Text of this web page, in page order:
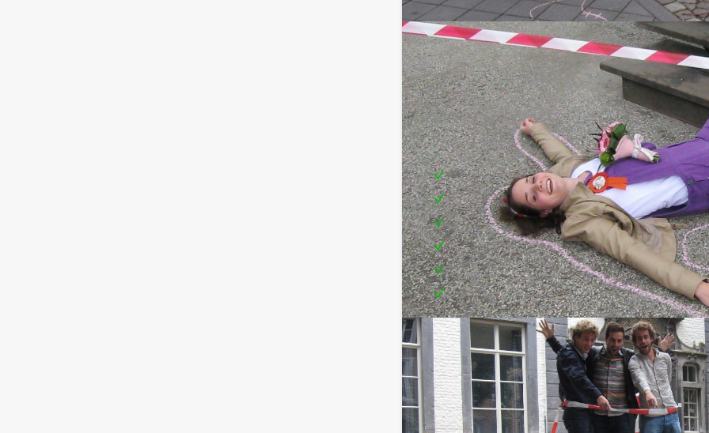
Inclusief:
Enthousiaste begeleiding
3-gangen diner in drie verschillende
Spelbenodigdheden
Teambuilding
Leuke prijs voor de winnende speurneuzen
Te boeken op de door jullie gewenste dag
Optioneel:
Niet telkens uw knip hoeven trekken om uw
persoon per uur (excl. BTW) kunt u
onbeperkt kunt genieten van bier, fris, huiswijn,
achteraf niet voor verrassingen te staan!